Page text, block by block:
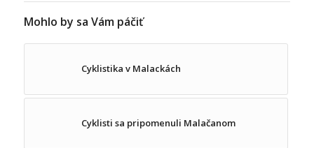
Mohlo by sa Vám páčiť
Cyklistika v Malackách
Cyklisti sa pripomenuli Malačanom